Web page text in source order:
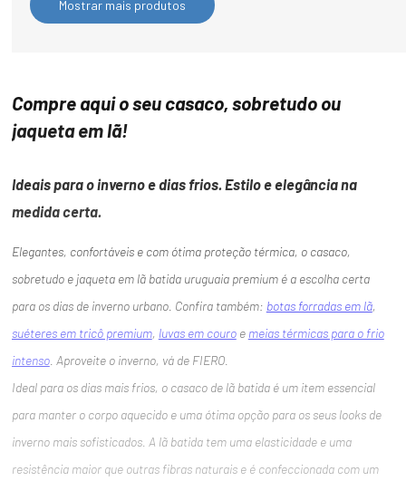
Mostrar mais produtos
Compre aqui o seu casaco, sobretudo ou
jaqueta em lã!
Ideais para o inverno e dias frios. Estilo e elegância na
medida certa.
Elegantes, confortáveis e com ótima proteção térmica, o casaco,
sobretudo e jaqueta em lã batida uruguaia premium é a escolha certa
para os dias de inverno urbano. Confira também: botas forradas em lã,
suéteres em tricô premium, luvas em couroe meias térmicas para o frio
intenso. Aproveite o inverno, vá de FIERO.
Ideal para os dias mais frios, o casaco de lã batida é um item essencial
para manter o corpo aquecido e uma ótima opção para os seus looks de
inverno mais sofisticados. A lã batida tem uma elasticidade e uma
resistência maior que outras fibras naturais e é confeccionada com um